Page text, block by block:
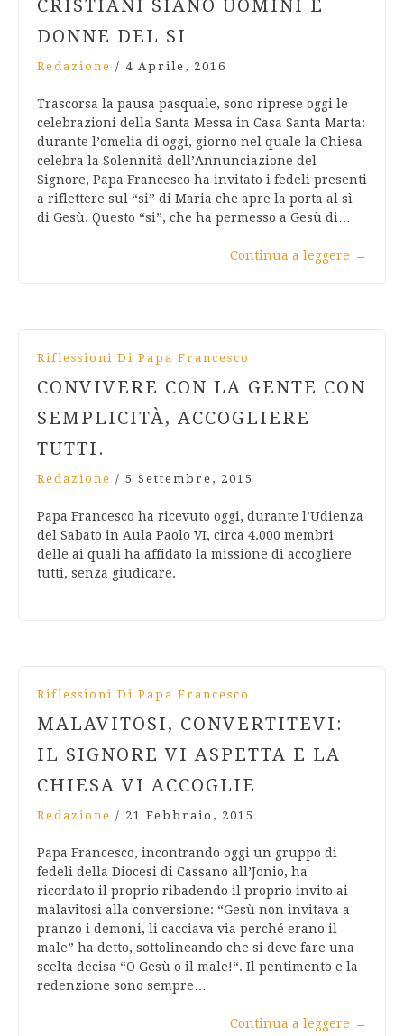
CRISTIANI SIANO UOMINI E
DONNE DEL SI
Redazione / 4 Aprile, 2016
Trascorsa la pausa pasquale, sono riprese oggi le
celebrazioni della Santa Messa in Casa Santa Marta:
durante l’omelia di oggi, giorno nel quale la Chiesa
celebra la Solennità dell’Annunciazione del
Signore, Papa Francesco ha invitato i fedeli presenti
a riflettere sul “si” di Maria che apre la porta al sì
di Gesù. Questo “si”, che ha permesso a Gesù di…
Continua a leggere →
Riflessioni Di Papa Francesco
CONVIVERE CON LA GENTE CON
SEMPLICITÀ, ACCOGLIERE
TUTTI.
Redazione / 5 Settembre, 2015
Papa Francesco ha ricevuto oggi, durante l’Udienza
del Sabato in Aula Paolo VI, circa 4.000 membri
delle ai quali ha affidato la missione di accogliere
tutti, senza giudicare.
Riflessioni Di Papa Francesco
MALAVITOSI, CONVERTITEVI:
IL SIGNORE VI ASPETTA E LA
CHIESA VI ACCOGLIE
Redazione / 21 Febbraio, 2015
Papa Francesco, incontrando oggi un gruppo di
fedeli della Diocesi di Cassano all’Jonio, ha
ricordato il proprio ribadendo il proprio invito ai
malavitosi alla conversione: “Gesù non invitava a
pranzo i demoni, li cacciava via perché erano il
male” ha detto, sottolineando che si deve fare una
scelta decisa “O Gesù o il male!“. Il pentimento e la
redenzione sono sempre…
Continua a leggere →